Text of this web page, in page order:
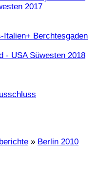
2017
Italien+ Berchtesgaden
- USA Süwesten 2018
» Berlin 2010